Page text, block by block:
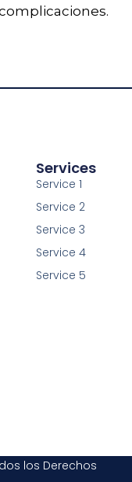
Services
Service 1
Service 2
Service 3
Service 4
Service 5
los Derechos